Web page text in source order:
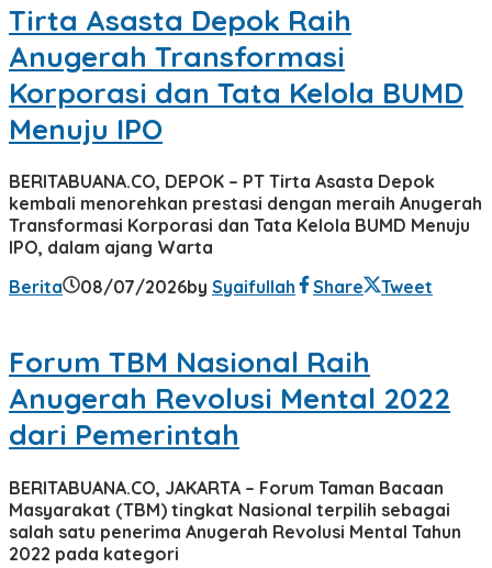
Tirta Asasta Depok Raih
Anugerah Transformasi
Korporasi dan Tata Kelola BUMD
Menuju IPO
BERITABUANA.CO, DEPOK – PT Tirta Asasta Depok
kembali menorehkan prestasi dengan meraih Anugerah
Transformasi Korporasi dan Tata Kelola BUMD Menuju
IPO, dalam ajang Warta
Berita
08/07/2026by Syaifullah Share Tweet
Forum TBM Nasional Raih
Anugerah Revolusi Mental 2022
dari Pemerintah
BERITABUANA.CO, JAKARTA – Forum Taman Bacaan
Masyarakat (TBM) tingkat Nasional terpilih sebagai
salah satu penerima Anugerah Revolusi Mental Tahun
2022 pada kategori